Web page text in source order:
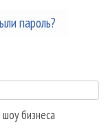
пароль?
бизнеса